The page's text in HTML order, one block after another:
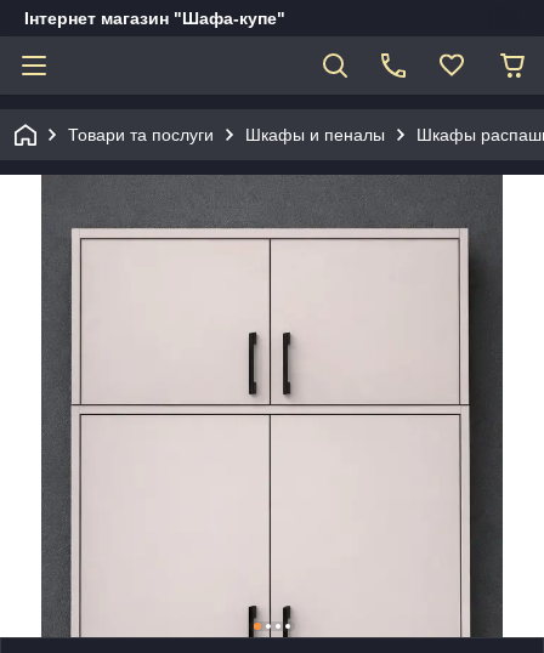
Інтернет магазин "Шафа-купе"
Товари та послуги Шкафы и пеналы Шкафы